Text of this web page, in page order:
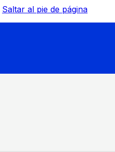
Saltar al pie de página